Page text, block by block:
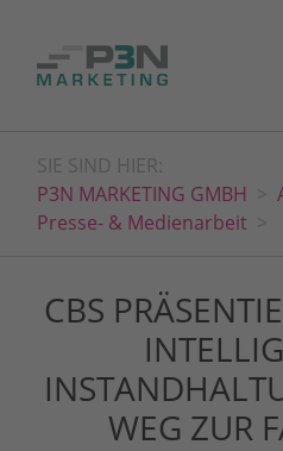
SIE SIND HIER:
P3N MARKETING GMBH
Presse- & Medienarbeit
CBS
WEG ZUR